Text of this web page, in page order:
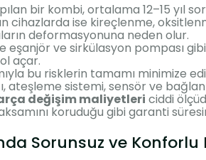
bir kombi, ortalama 12–15 yıl
cihazlarda ise kireçlenme,
deformasyonuna neden olur.
eşanjör ve sirkülasyon pompası
açar.
bu risklerin tamamı minimize
ateşleme sistemi, sensör ve
değişim maliyetleri ciddi
aksamını koruduğu gibi garanti
Sorunsuz ve